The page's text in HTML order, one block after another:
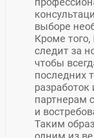
выборе
Кроме того,
следит за
чтобы
последних
партнерам
и
Таким